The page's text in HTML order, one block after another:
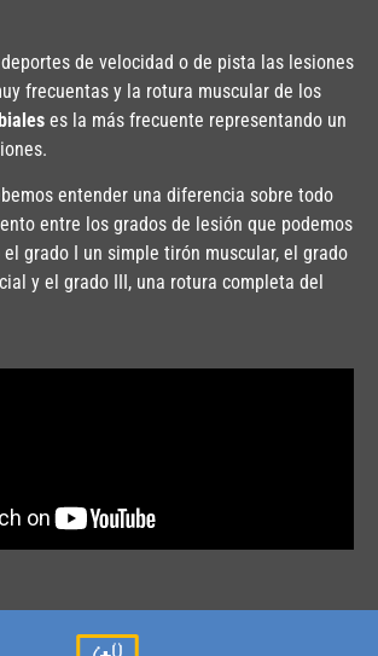
de velocidad o de pista las lesiones
frecuentas y la rotura muscular de los
es la más frecuente representando un
entender una diferencia sobre todo
entre los grados de lesión que podemos
grado I un simple tirón muscular, el grado
y el grado III, una rotura completa del